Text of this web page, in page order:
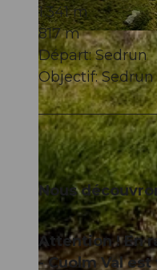
© Disentis Sedrun Tourismus
1.341 m
817 m
Départ: Sedrun
Objectif: Sedrun
Nous
Attention ! En
- Cuolm Val